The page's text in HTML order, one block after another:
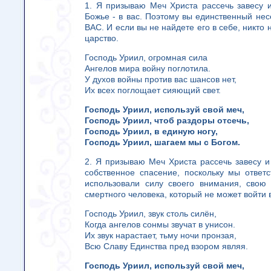
1. Я призываю Меч Христа рассечь завесу
Божье - в вас. Поэтому вы единственный
ВАС. И если вы не найдете его в себе, никто
царство.
Господь Уриил, огромная сила
Ангелов мира войну поглотила.
У духов войны против вас шансов нет,
Их всех поглощает сияющий свет.
Господь Уриил, используй свой меч,
Господь Уриил, чтоб раздоры отсечь,
Господь Уриил, в единую ногу,
Господь Уриил, шагаем мы с Богом.
2. Я призываю Меч Христа рассечь завесу
собственное спасение, поскольку мы
использовали силу своего внимания, свою
смертного человека, который не может
Господь Уриил, звук столь силён,
Когда ангелов сонмы звучат в унисон.
Их звук нарастает, тьму ночи пронзая,
Всю Славу Единства пред взором являя.
Господь Уриил, используй свой меч,